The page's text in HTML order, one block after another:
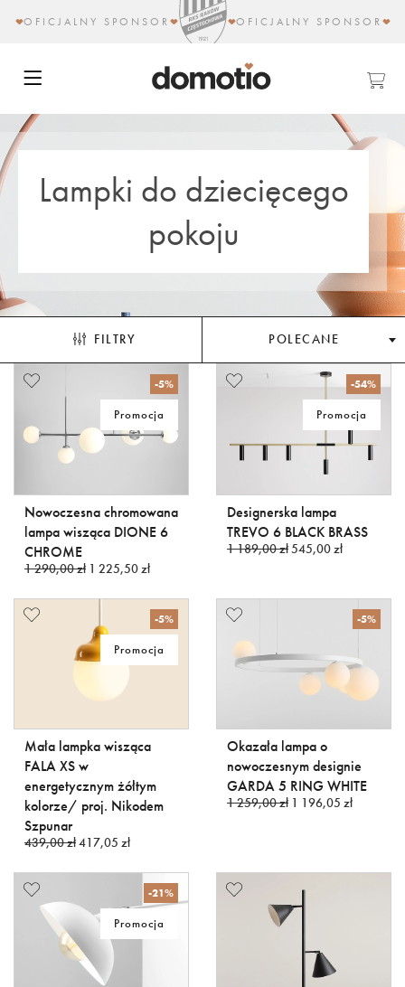
OFICJALNY SPONSOR OFICJALNY SPONSOR
Lampki do dziecięcego
pokoju
FILTRY POLECANE
-5%
Promocja
Nowoczesna chromowana
lampa wisząca DIONE 6
CHROME
1 290,00 zł 1 225,50 zł
-54%
Promocja
Designerska lampa
TREVO 6 BLACK BRASS
1 189,00 zł545,00 zł
-5%
Promocja
Mała lampka wisząca
FALA XS w
energetycznym żółtym
kolorze/ proj. Nikodem
Szpunar
439,00 zł417,05 zł
-5%
Okazała lampa o
nowoczesnym designie
GARDA 5 RING WHITE
1 259,00 zł 1 196,05 zł
-21%
Promocja